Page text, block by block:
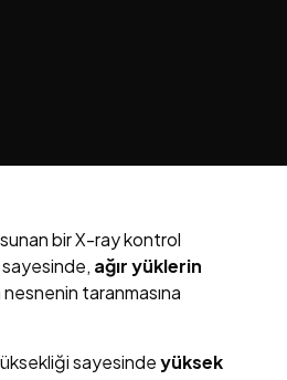
bir X-ray kontrol
ağır yüklerin
taranmasına
sayesindeyüksek